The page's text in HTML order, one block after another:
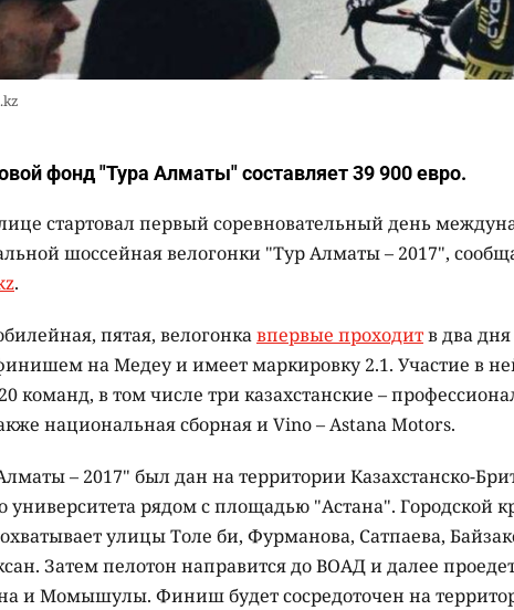
фонд "Тура Алматы" составляет 39 900 евро.
стартовал первый соревновательный день
шоссейная велогонки "Тур Алматы – 2017",
.
пятая, велогонкавпервые проходитв два дня
на Медеу и имеет маркировку 2.1. Участие в
команд, в том числе три казахстанские –
национальная сборная и Vino – Astana Motors.
– 2017" был дан на территории Казахстанско-
университета рядом с площадью "Астана". Городской
улицы Толе би, Фурманова, Сатпаева,
Затем пелотон направится до ВОАД и далее
и Момышулы. Финиш будет сосредоточен на